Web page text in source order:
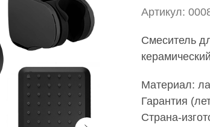
Артикул:
Смеситель
Материал:
Гарантия
Страна-